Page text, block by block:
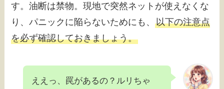
す。油断は禁物。現地で突然ネットが使えなくな
り、パニックに陥らないためにも、以下の注意点
を必ず確認しておきましょう。
ええっ、罠があるの？ルリちゃ